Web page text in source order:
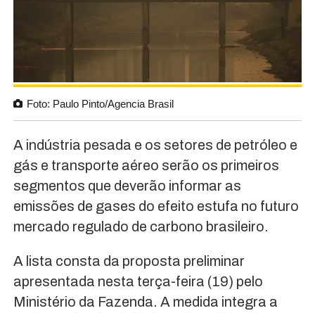
Foto: Paulo Pinto/Agencia Brasil
A indústria pesada e os setores de petróleo e
gás e transporte aéreo serão os primeiros
segmentos que deverão informar as
emissões de gases do efeito estufa no futuro
mercado regulado de carbono brasileiro.
A lista consta da proposta preliminar
apresentada nesta terça-feira (19) pelo
Ministério da Fazenda. A medida integra a